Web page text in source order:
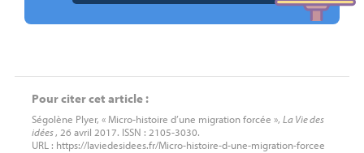
Pour citer cet article :
Ségolène Plyer, « Micro-histoire d’une migration forcée », La Vie des
idées, 26 avril 2017. ISSN : 2105-3030.
URL : https://laviedesidees.fr/Micro-histoire-d-une-migration-forcee